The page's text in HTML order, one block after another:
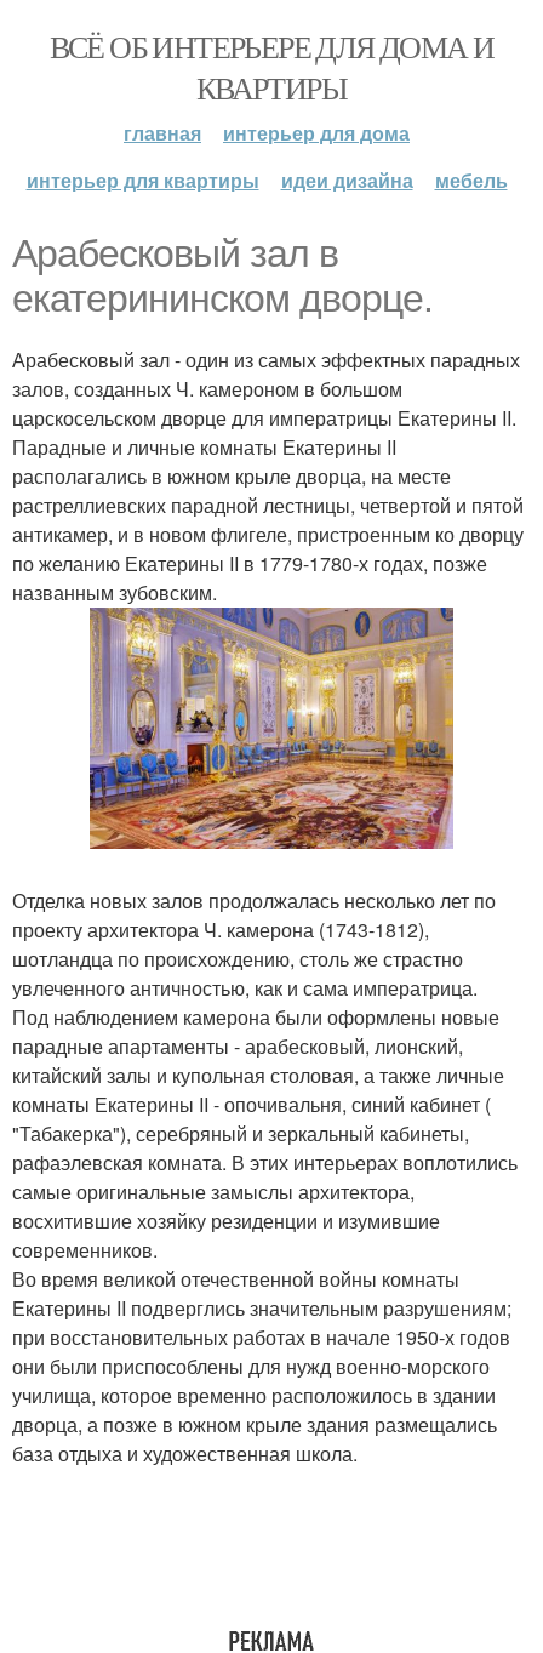
ВСЁ ОБ ИНТЕРЬЕРЕ ДЛЯ ДОМА И
КВАРТИРЫ
главная
интерьер для дома
интерьер для квартиры
идеи дизайна мебель
Арабесковый зал в
екатерининском дворце.
Арабесковый зал - один из самых эффектных парадных
залов, созданных Ч. камероном в большом
царскосельском дворце для императрицы Екатерины II.
Парадные и личные комнаты Екатерины II
располагались в южном крыле дворца, на месте
растреллиевских парадной лестницы, четвертой и пятой
антикамер, и в новом флигеле, пристроенным ко дворцу
по желанию Екатерины II в 1779-1780-х годах, позже
названным зубовским.
Отделка новых залов продолжалась несколько лет по
проекту архитектора Ч. камерона (1743-1812),
шотландца по происхождению, столь же страстно
увлеченного античностью, как и сама императрица.
Под наблюдением камерона были оформлены новые
парадные апартаменты - арабесковый, лионский,
китайский залы и купольная столовая, а также личные
комнаты Екатерины II - опочивальня, синий кабинет (
"Табакерка"), серебряный и зеркальный кабинеты,
рафаэлевская комната. В этих интерьерах воплотились
самые оригинальные замыслы архитектора,
восхитившие хозяйку резиденции и изумившие
современников.
Во время великой отечественной войны комнаты
Екатерины II подверглись значительным разрушениям;
при восстановительных работах в начале 1950-х годов
они были приспособлены для нужд военно-морского
училища, которое временно расположилось в здании
дворца, а позже в южном крыле здания размещались
база отдыха и художественная школа.